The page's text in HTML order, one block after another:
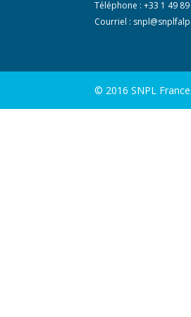
Téléphone : +33 1 49
Courriel :
© 2016 SNPL